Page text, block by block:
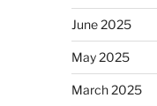
June 2025
May 2025
March 2025